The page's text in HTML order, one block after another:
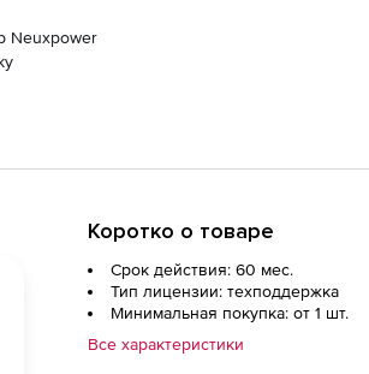
Neuxpower
Коротко о товаре
Срок действия: 60 мес.
Тип лицензии: техподдержка
Минимальная покупка: от 1 шт.
Все характеристики